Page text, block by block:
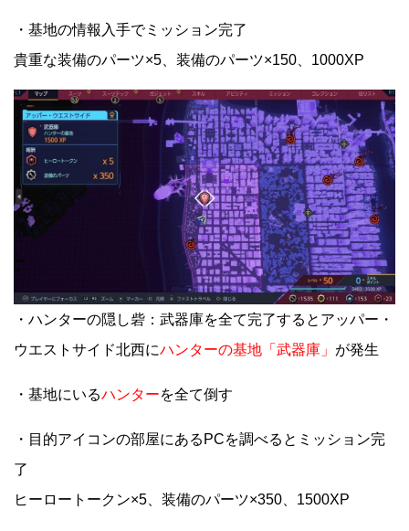
・基地の情報入手でミッション完了
貴重な装備のパーツ×5、装備のパーツ×150、1000XP
・ハンターの隠し砦：武器庫を全て完了するとアッパー・
ウエストサイド北西にハンターの基地「武器庫」 が発生
・基地にいるハンターを全て倒す
・目的アイコンの部屋にあるPCを調べるとミッション完
了
ヒーロートークン×5、装備のパーツ×350、1500XP